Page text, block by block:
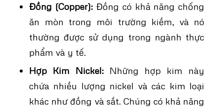
Đồng (Copper):Đồng có khả năng chống
ăn mòn trong môi trường kiềm, và nó
thường được sử dụng trong ngành thực
phẩm và y tế.
Hợp Kim Nickel: Những hợp kim này
chứa nhiều lượng nickel và các kim loại
khác như đồng và sắt. Chúng có khả năng